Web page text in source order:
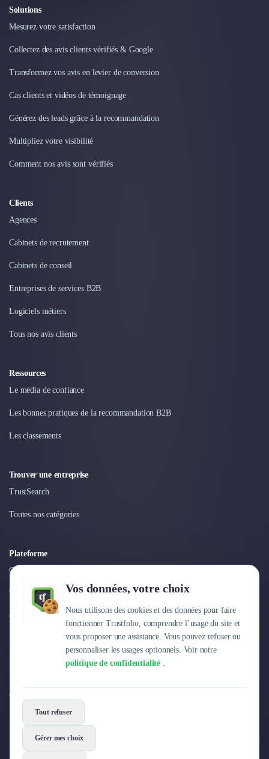
Vos données, votre choix
Nous utilisons des cookies et des données pour faire
fonctionner Trustfolio, comprendre l’usage du site et
vous proposer une assistance. Vous pouvez refuser ou
personnaliser les usages optionnels. Voir notre
politique de confidentialité .
Tout refuser
Gérer mes choix
Solutions
Mesurez votre satisfaction
Collectez des avis clients vérifiés & Google
Transformez vos avis en levier de conversion
Cas clients et vidéos de témoignage
Générez des leads grâce à la recommandation
Multipliez votre visibilité
Comment nos avis sont vérifiés
Clients
Agences
Cabinets de recrutement
Cabinets de conseil
Entreprises de services B2B
Logiciels métiers
Tous nos avis clients
Ressources
Le média de confiance
Les bonnes pratiques de la recommandation B2B
Les classements
Trouver une entreprise
TrustSearch
Toutes nos catégories
Plateforme
Connexion
Tarifs
Centre d'aide
Entreprise
Pourquoi Trustfolio ?
Offres d'emploi